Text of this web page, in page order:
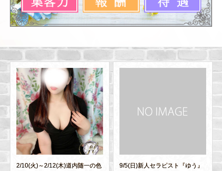
2/10(火)～2/12(木)道内随一の色
9/5(日)新人セラピスト『ゆう』